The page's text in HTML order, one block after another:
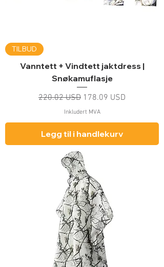
TILBUD
Vanntett + Vindtett jaktdress |
Snøkamuflasje
Vanlig pris
220.02 USD Salgspris
178.09 USD
Inkludert MVA
Legg til i handlekurv